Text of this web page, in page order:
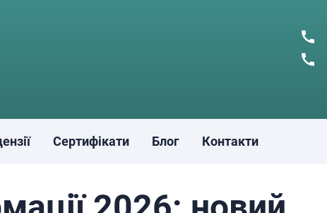
Сертифікати Блог Контакти